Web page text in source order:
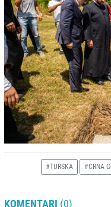
#TURSKA #CRNA
KOMENTARI (0)